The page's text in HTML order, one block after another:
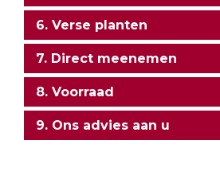
6. Verse planten
7. Direct meenemen
8. Voorraad
9. Ons advies aan u